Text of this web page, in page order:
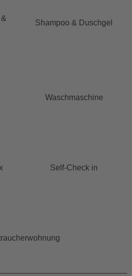
Shampoo & Duschgel
Waschmaschine
Self-Check in